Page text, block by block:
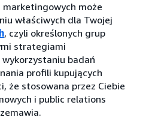
marketingowych może
właściwych dla Twojej
, czyli określonych grup
strategiami
badań
profili kupujących
że stosowana przez Ciebie
i public relations